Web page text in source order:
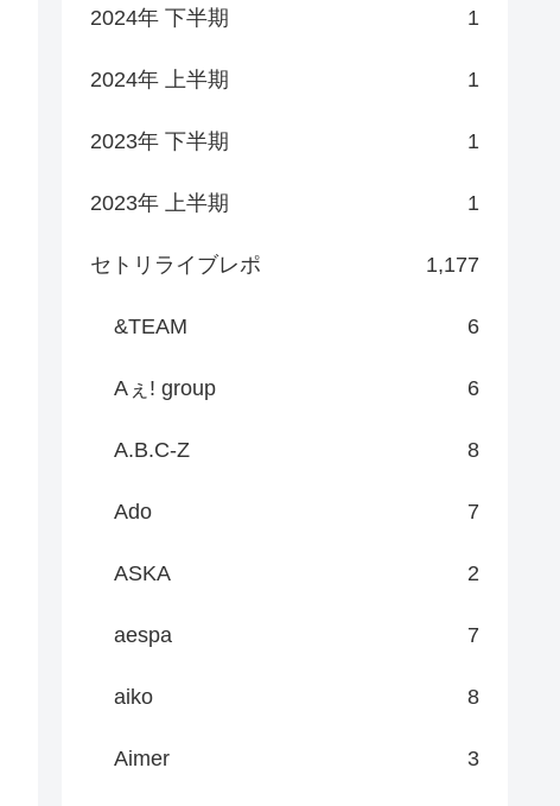
2024年 下半期 1
2024年 上半期 1
2023年 下半期 1
2023年 上半期 1
セトリライブレポ 1,177
&TEAM 6
Aぇ! group 6
A.B.C-Z 8
Ado 7
ASKA 2
aespa 7
aiko 8
Aimer 3